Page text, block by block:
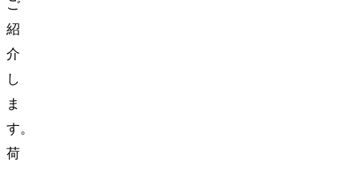
ご
紹
介
し
ま
す。
荷